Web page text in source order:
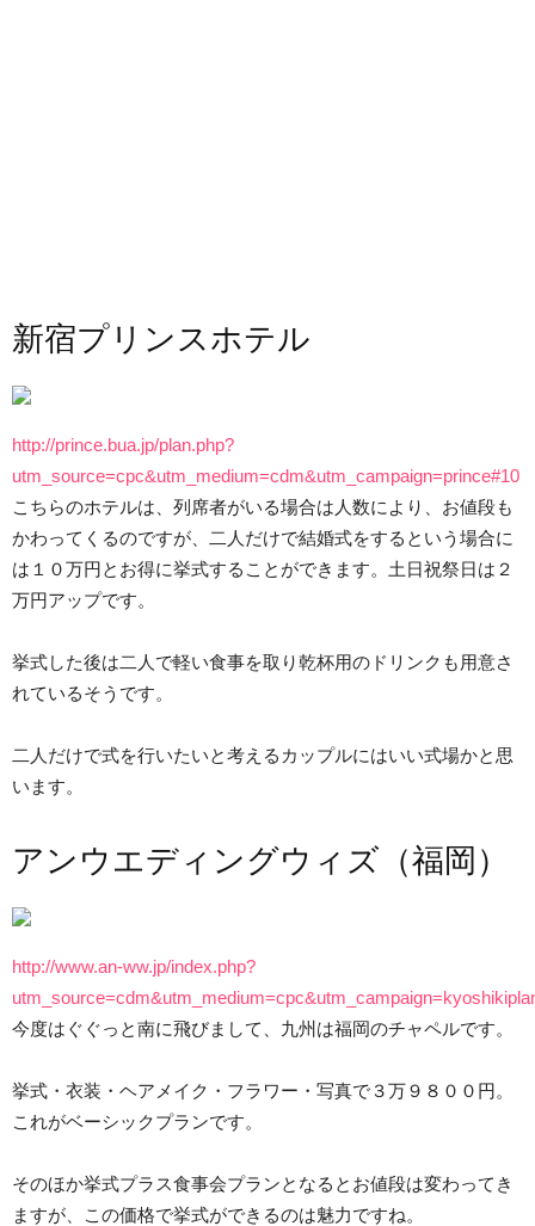
新宿プリンスホテル
http://prince.bua.jp/plan.php?
utm_source=cpc&utm_medium=cdm&utm_campaign=prince#10
こちらのホテルは、列席者がいる場合は人数により、お値段も
かわってくるのですが、二人だけで結婚式をするという場合に
は１０万円とお得に挙式することができます。土日祝祭日は２
万円アップです。
挙式した後は二人で軽い食事を取り乾杯用のドリンクも用意さ
れているそうです。
二人だけで式を行いたいと考えるカップルにはいい式場かと思
います。
アンウエディングウィズ（福岡）
http://www.an-ww.jp/index.php?
今度はぐぐっと南に飛びまして、九州は福岡のチャペルです。
挙式・衣装・ヘアメイク・フラワー・写真で３万９８００円。
これがベーシックプランです。
そのほか挙式プラス食事会プランとなるとお値段は変わってき
ますが、この価格で挙式ができるのは魅力ですね。